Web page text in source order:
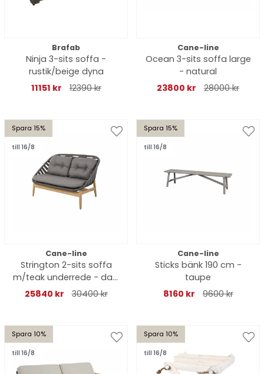
Brafab
Ninja 3-sits soffa -
rustik/beige dyna
11151 kr
12390 kr
Cane-line
Ocean 3-sits soffa large
- natural
23800 kr
28000 kr
Spara 15%
till 16/8
Cane-line
Strington 2-sits soffa
m/teak underrede - dark
grey
25840 kr 30400 kr
Spara 15%
till 16/8
Cane-line
Sticks bänk 190 cm -
taupe
8160 kr
9600 kr
Spara 10%
till 16/8
Spara 10%
till 16/8